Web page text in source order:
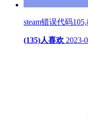
steam错误代码
(135)人喜欢 2023-